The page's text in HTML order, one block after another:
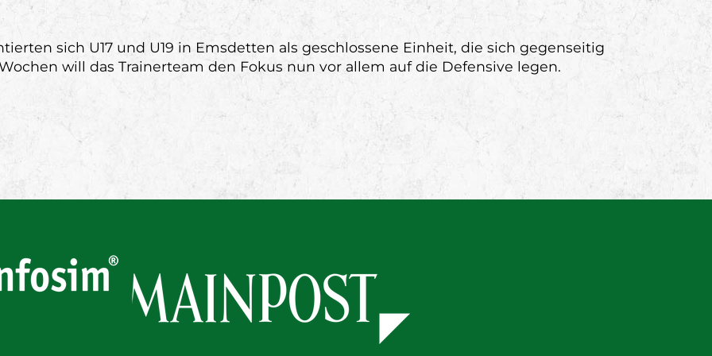
sich U17 und U19 in Emsdetten als geschlossene Einheit, die sich gegenseitig
will das Trainerteam den Fokus nun vor allem auf die Defensive legen.